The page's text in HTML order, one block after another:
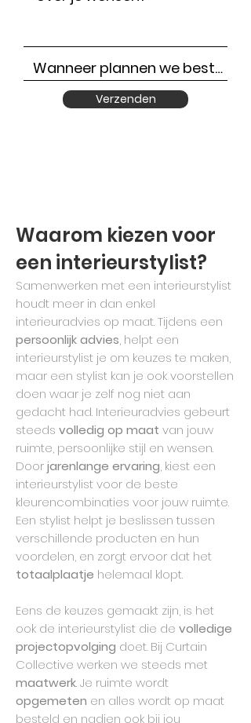
Verzenden
Waarom kiezen voor
een interieurstylist?
Samenwerken met een interieurstylist
houdt meer in dan enkel
interieuradvies op maat. Tijdens een
persoonlijk advies, helpt een
interieurstylist je om keuzes te maken,
maar een stylist kan je ook voorstellen
doen waar je zelf nog niet aan
gedacht had. Interieuradvies gebeurt
steeds volledig op maat van jouw
ruimte, persoonlijke stijl en wensen.
Doorjarenlange ervaring, kiest een
interieurstylist voor de beste
kleurencombinaties voor jouw ruimte.
Een stylist helpt je beslissen tussen
verschillende producten en hun
voordelen, en zorgt ervoor dat het
totaalplaatje helemaal klopt.
Eens de keuzes gemaakt zijn, is het
ook de interieurstylist die de volledige
projectopvolging doet. Bij Curtain
Collective werken we steeds met
maatwerk. Je ruimte wordt
opgemeten en alles wordt op maat
besteld en nadien ook bij jou